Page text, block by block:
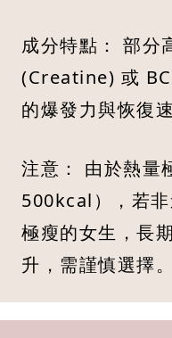
成分特點： 部分
(Creatine) 或
的爆發力與恢復速
注意： 由於熱量
500kcal），若
極瘦的女生，長
升，需謹慎選擇。